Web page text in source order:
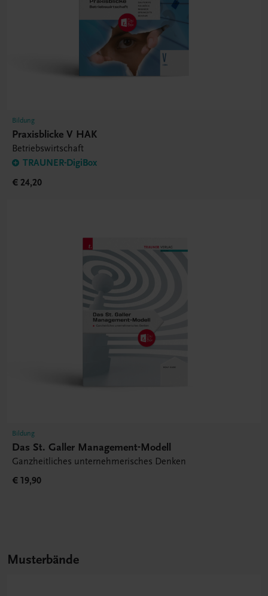
Bildung
Praxisblicke V HAK
Betriebswirtschaft
TRAUNER-DigiBox
€ 24,20
Bildung
Das St. Galler Management-Modell
Ganzheitliches unternehmerisches Denken
€ 19,90
Musterbände